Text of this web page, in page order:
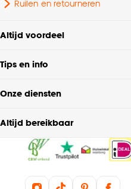
Ruilen en retourneren
Altijd voordeel
Tips en info
Onze diensten
Altijd bereikbaar